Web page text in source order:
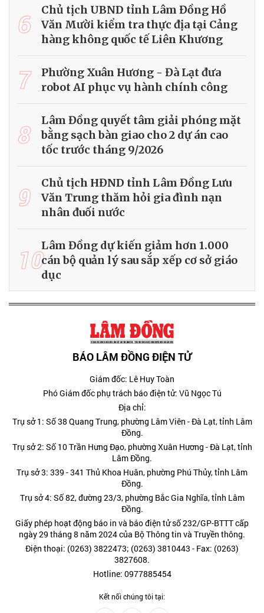
6
Chủ tịch UBND tỉnh Lâm Đồng Hồ
Văn Mười kiểm tra thực địa tại Cảng
hàng không quốc tế Liên Khương
7
Phường Xuân Hương - Đà Lạt đưa
robot AI phục vụ hành chính công
8
Lâm Đồng quyết tâm giải phóng mặt
bằng sạch bàn giao cho 2 dự án cao
tốc trước tháng 9/2026
9
Chủ tịch HĐND tỉnh Lâm Đồng Lưu
Văn Trung thăm hỏi gia đình nạn
nhân đuối nước
10Lâm Đồng dự kiến giảm hơn 1.000
cán bộ quản lý sau sắp xếp cơ sở giáo
dục
BÁO LÂM ĐỒNG ĐIỆN TỬ
Giám đốc: Lê Huy Toàn
Phó Giám đốc phụ trách báo điện tử: Vũ Ngọc Tú
Địa chỉ:
Trụ sở 1: Số 38 Quang Trung, phường Lâm Viên - Đà Lạt, tỉnh Lâm
Đồng.
Trụ sở 2: Số 10 Trần Hưng Đạo, phường Xuân Hương - Đà Lạt, tỉnh
Lâm Đồng.
Trụ sở 3: 339 - 341 Thủ Khoa Huân, phường Phú Thủy, tỉnh Lâm
Đồng.
Trụ sở 4: Số 82, đường 23/3, phường Bắc Gia Nghĩa, tỉnh Lâm
Đồng.
Giấy phép hoạt động báo in và báo điện tử số 232/GP-BTTT cấp
ngày 29 tháng 8 năm 2024 của Bộ Thông tin và Truyền thông.
Điện thoại: (0263) 3822473; (0263) 3810443 - Fax: (0263)
3827608.
Hotline: 0977885454
Kết nối chúng tôi tại: